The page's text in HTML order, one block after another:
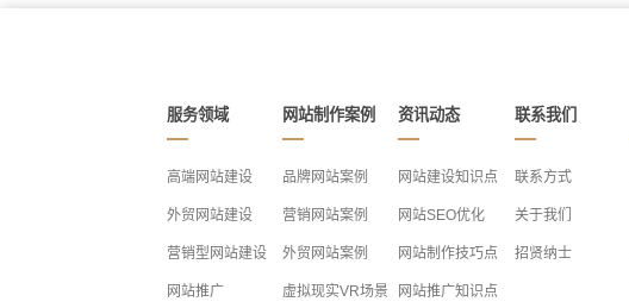
服务领域
高端网站建设
外贸网站建设
营销型网站建设
网站推广
网站制作案例
品牌网站案例
营销网站案例
外贸网站案例
虚拟现实VR场景
资讯动态
网站建设知识点
网站SEO优化
网站制作技巧点
网站推广知识点
联系我们
联系方式
关于我们
招贤纳士